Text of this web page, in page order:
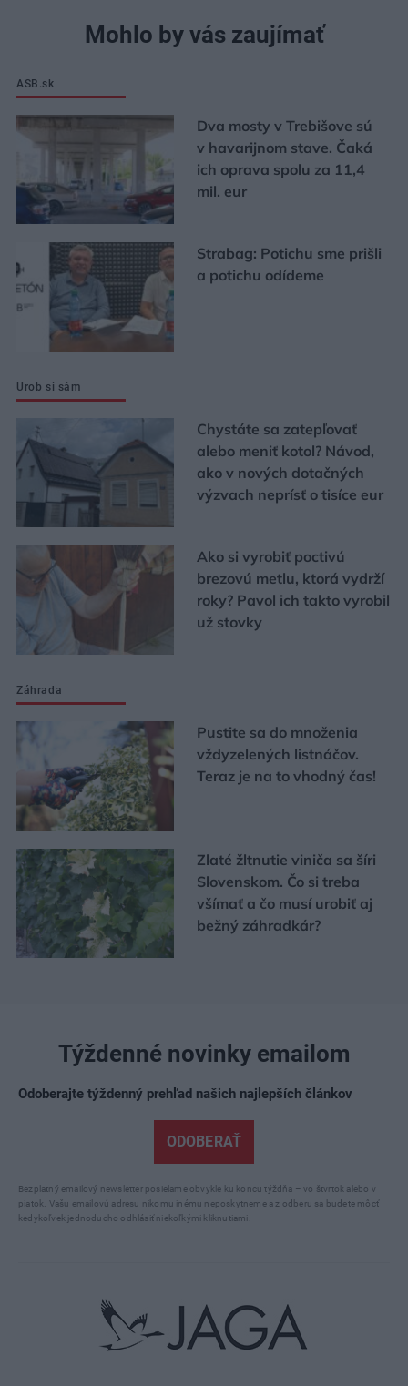
Mohlo by vás zaujímať
ASB.sk
Dva mosty v Trebišove sú
v havarijnom stave. Čaká
ich oprava spolu za 11,4
mil. eur
Strabag: Potichu sme prišli
a potichu odídeme
Urob si sám
Chystáte sa zatepľovať
alebo meniť kotol? Návod,
ako v nových dotačných
výzvach neprísť o tisíce eur
Ako si vyrobiť poctivú
brezovú metlu, ktorá vydrží
roky? Pavol ich takto vyrobil
už stovky
Záhrada
Pustite sa do množenia
vždyzelených listnáčov.
Teraz je na to vhodný čas!
Zlaté žltnutie viniča sa šíri
Slovenskom. Čo si treba
všímať a čo musí urobiť aj
bežný záhradkár?
Týždenné novinky emailom
Odoberajte týždenný prehľad našich najlepších článkov
ODOBERAŤ
Bezplatný emailový newsletter posielame obvykle ku koncu týždňa – vo štvrtok alebo v
piatok. Vašu emailovú adresu nikomu inému neposkytneme a z odberu sa budete môcť
kedykoľvek jednoducho odhlásiť niekoľkými kliknutiami.